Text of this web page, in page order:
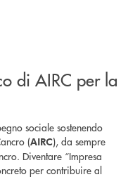
di AIRC per la
sociale sostenendo
(AIRC), da sempre
Diventare “Impresa
per contribuire al